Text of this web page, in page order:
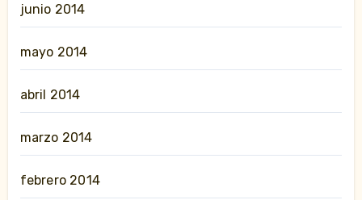
junio 2014
mayo 2014
abril 2014
marzo 2014
febrero 2014